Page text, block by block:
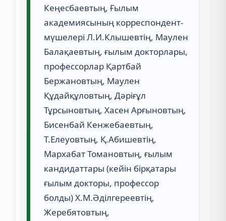
Кеңесбаевтың, Ғылым
академиясының корреспондент-
мүшелері Л.И.Клышевтің, Маулен
Балақаевтың, ғылым докторлары,
профессорлар Қартбай
Бержановтың, Маулен
Құдайқұловтың, Дәріғұл
Тұрсыновтың, Хасен Арғыновтың,
Бисенбай Кенжебаевтың,
Т.Елеуовтың, Қ.Абишевтің,
Мархабат Томановтың, ғылым
кандидаттары (кейін бірқатары
ғылым докторы, профессор
болды) Х.М.Әділгереевтің,
Жеребятовтың,